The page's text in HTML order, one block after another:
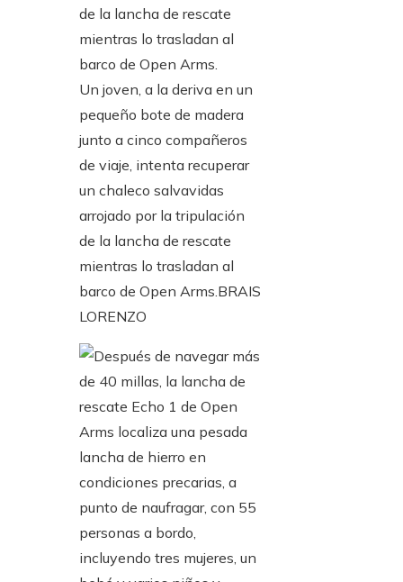
Un joven, a la deriva en un
pequeño bote de madera
junto a cinco compañeros
de viaje, intenta recuperar
un chaleco salvavidas
arrojado por la tripulación
de la lancha de rescate
mientras lo trasladan al
barco de Open Arms.BRAIS
LORENZO